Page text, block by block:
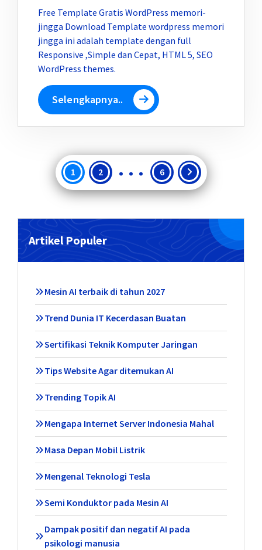
Free Template Gratis WordPress memori-
jingga Download Template wordpress memori
jingga ini adalah template dengan full
Responsive ,Simple dan Cepat, HTML 5, SEO
WordPress themes.
Selengkapnya..
Paginasi
pos
1 2 … 6
Artikel Populer
Mesin AI terbaik di tahun 2027
Trend Dunia IT Kecerdasan Buatan
Sertifikasi Teknik Komputer Jaringan
Tips Website Agar ditemukan AI
Trending Topik AI
Mengapa Internet Server Indonesia Mahal
Masa Depan Mobil Listrik
Mengenal Teknologi Tesla
Semi Konduktor pada Mesin AI
Dampak positif dan negatif AI pada
psikologi manusia